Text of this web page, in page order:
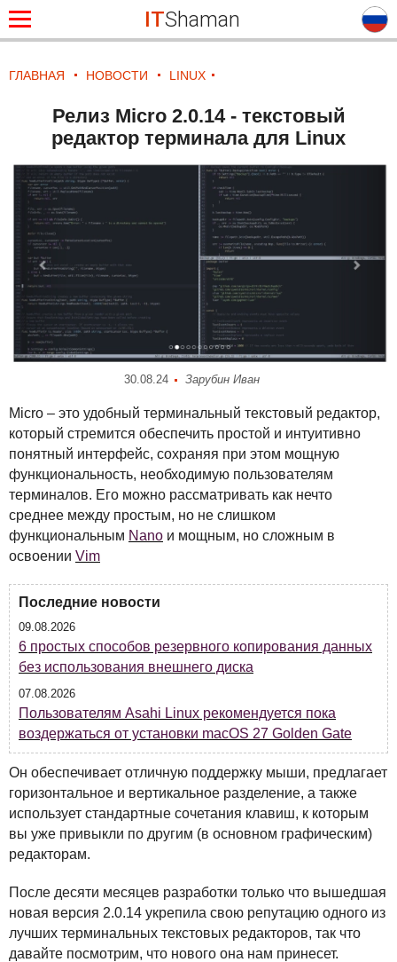
ITShaman
ГЛАВНАЯ НОВОСТИ LINUX
Релиз Micro 2.0.14 - текстовый
редактор терминала для Linux
30.08.24 Зарубин Иван
Micro – это удобный терминальный текстовый редактор,
который стремится обеспечить простой и интуитивно
понятный интерфейс, сохраняя при этом мощную
функциональность, необходимую пользователям
терминалов. Его можно рассматривать как нечто
среднее между простым, но не слишком
функциональным Nano и мощным, но сложным в
освоении Vim
Последние новости
09.08.2026
6 простых способов резервного копирования данных
без использования внешнего диска
07.08.2026
Пользователям Asahi Linux рекомендуется пока
воздержаться от установки macOS 27 Golden Gate
Он обеспечивает отличную поддержку мыши, предлагает
горизонтальное и вертикальное разделение, а также
использует стандартные сочетания клавиш, к которым
вы уже привыкли по другим (в основном графическим)
редакторам.
После десяти месяцев разработки только что вышедшая
новая версия 2.0.14 укрепила свою репутацию одного из
лучших терминальных текстовых редакторов, так что
давайте посмотрим, что нового она нам принесет.